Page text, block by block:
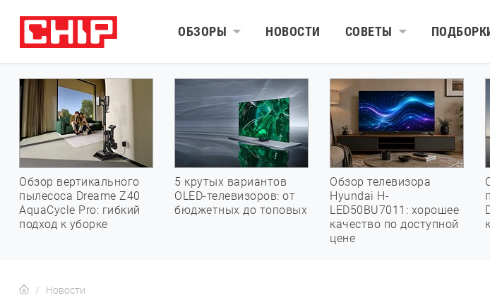
ОБЗОРЫ НОВОСТИ СОВЕТЫ
Обзор вертикального
пылесоса Dreame Z40
AquaCycle Pro: гибкий
подход к уборке
5 крутых вариантов
OLED-телевизоров: от
бюджетных до топовых
Обзор телевизора
Hyundai H-
LED50BU7011: хорошее
качество по доступной
цене
Новости